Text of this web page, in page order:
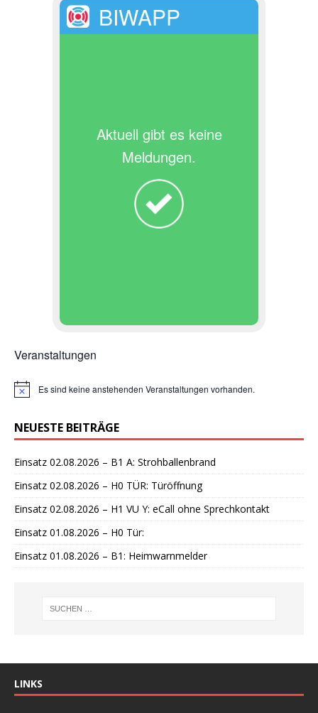
BIWAPP
Aktuell gibt es keine
Meldungen.
Veranstaltungen
H
w
e
s
Es sind keine anstehenden Veranstaltungen vorhanden.
NEUESTE BEITRÄGE
Einsatz 02.08.2026 – B1 A: Strohballenbrand
Einsatz 02.08.2026 – H0 TÜR: Türöffnung
Einsatz 02.08.2026 – H1 VU Y: eCall ohne Sprechkontakt
Einsatz 01.08.2026 – H0 Tür:
Einsatz 01.08.2026 – B1: Heimwarnmelder
LINKS